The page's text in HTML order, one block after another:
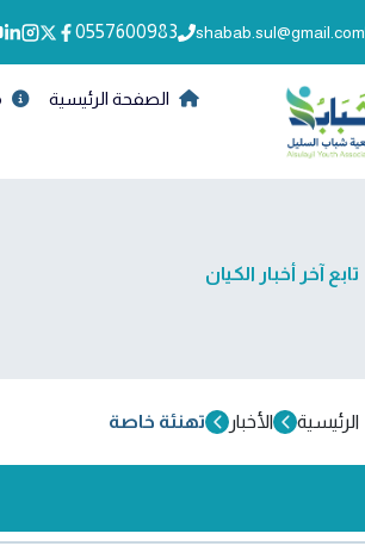
shabab.sul@gmail.com
0557600983
الصفحة الرئيسية
تابع آخر أخبار الكيان
الرئيسية الأخبار تهنئة خاصة